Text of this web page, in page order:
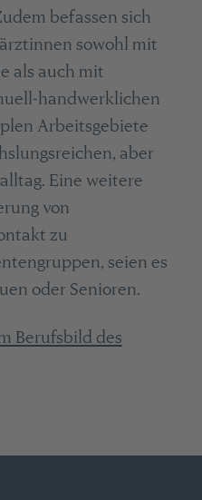
befassen sich
sowohl mit
als auch mit
handwerklichen
Arbeitsgebiete
aber
Eine weitere
von
zu
seien es
oder Senioren.
Berufsbild des